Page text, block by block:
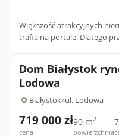
Większość atrakcyjnych
trafia na portale. Dlatego
Dom Białystok
Lodowa
Białystok»ul. Lodowa
719 000 zł
cena
90 m2
powierzchnia